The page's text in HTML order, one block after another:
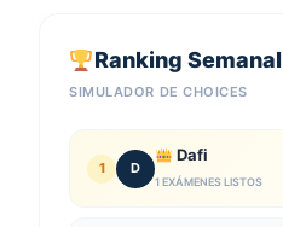
Ranking Semanal
SIMULADOR DE CHOICES
1 D
Dafi
1 EXÁMENES LISTOS